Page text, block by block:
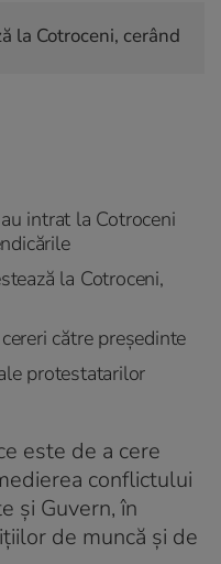
la Cotroceni, cerând
intrat la Cotroceni
la Cotroceni,
către președinte
protestatarilor
este de a cere
conflictului
și Guvern, în
de muncă și de